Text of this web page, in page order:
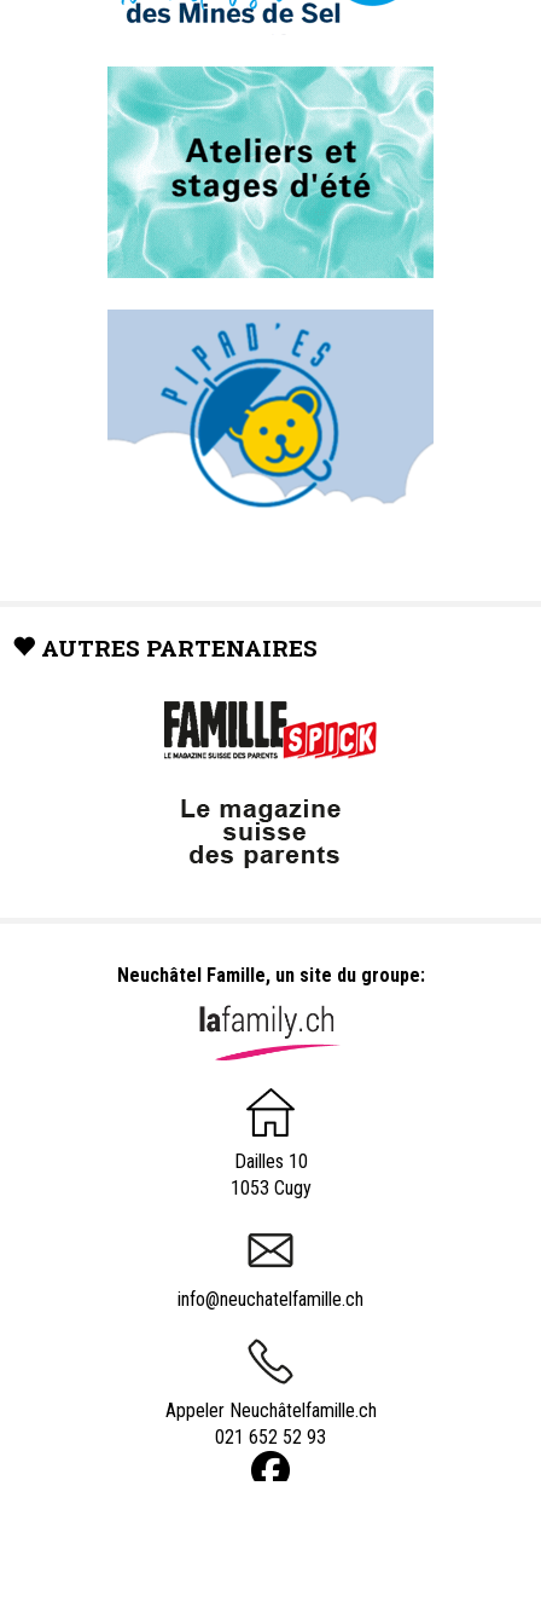
AUTRES PARTENAIRES
Neuchâtel Famille, un site du groupe:
Dailles 10
1053 Cugy
info@neuchatelfamille.ch
Appeler Neuchâtelfamille.ch
021 652 52 93